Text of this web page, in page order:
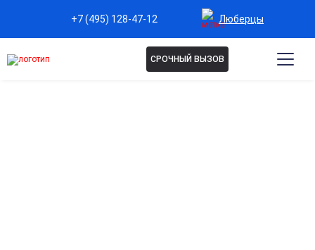
+7 (495) 128-47-12 Люберцы
СРОЧНЫЙ ВЫЗОВ